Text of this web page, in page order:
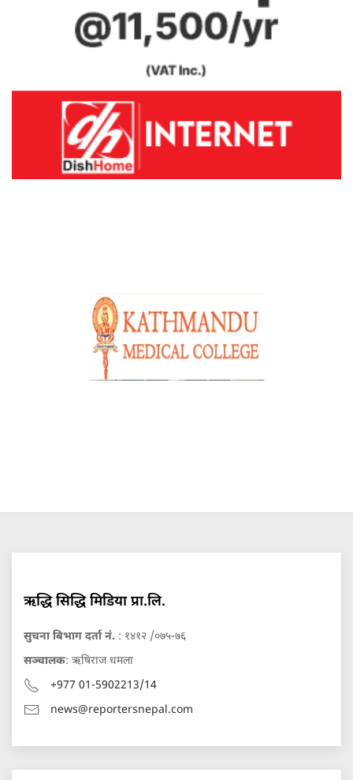
ऋद्धि सिद्धि मिडिया प्रा.लि.
सुचना बिभाग दर्ता नं. : १४१२ /०७५-७६
सञ्चालक: ऋषिराज धमला
+977 01-5902213/14
news@reportersnepal.com